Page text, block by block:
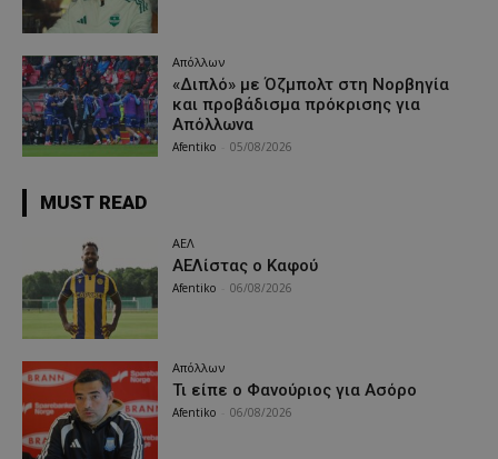
Απόλλων
«Διπλό» με Όζμπολτ στη Νορβηγία
και προβάδισμα πρόκρισης για
Απόλλωνα
Afentiko 05/08/2026
MUST READ
ΑΕΛ
ΑΕΛίστας ο Καφού
Afentiko 06/08/2026
Απόλλων
Τι είπε ο Φανούριος για Ασόρο
Afentiko 06/08/2026